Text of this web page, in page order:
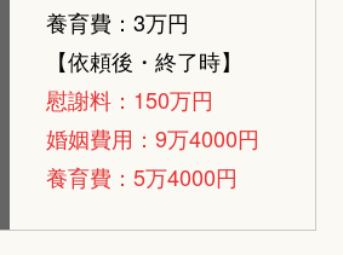
養育費：3万円
【依頼後・終了時】
慰謝料：150万円
婚姻費用：9万4000円
養育費：5万4000円